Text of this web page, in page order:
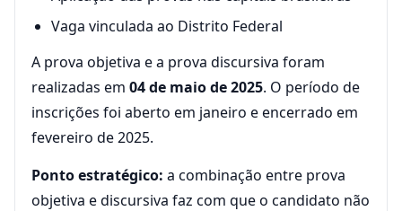
Vaga vinculada ao Distrito Federal
A prova objetiva e a prova discursiva foram
realizadas em 04 de maio de 2025. O período de
inscrições foi aberto em janeiro e encerrado em
fevereiro de 2025.
Ponto estratégico: a combinação entre prova
objetiva e discursiva faz com que o candidato não